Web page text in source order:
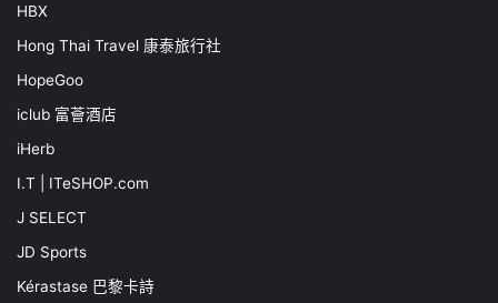
HBX
Hong Thai Travel 康泰旅行社
HopeGoo
iclub 富薈酒店
iHerb
I.T | ITeSHOP.com
J SELECT
JD Sports
Kérastase 巴黎卡詩